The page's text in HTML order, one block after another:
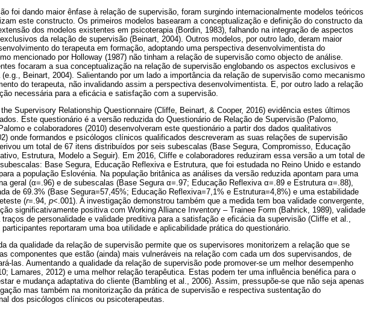
foi dando maior ênfase à relação de supervisão, foram surgindo internacionalmente modelos teóricos
este constructo. Os primeiros modelos basearam a conceptualização e definição do constructo da
dos modelos existentes em psicoterapia (Bordin, 1983), falhando na integração de aspectos
da relação de supervisão (Beinart, 2004). Outros modelos, por outro lado, deram maior
do terapeuta em formação, adoptando uma perspectiva desenvolvimentista do
mencionado por Holloway (1987) não tinham a relação de supervisão como objecto de análise.
focaram a sua conceptualização na relação de supervisão englobando os aspectos exclusivos e
Beinart, 2004). Salientando por um lado a importância da relação de supervisão como mecanismo
do terapeuta, não invalidando assim a perspectiva desenvolvimentista. E, por outro lado a relação
necessária para a eficácia e satisfação com a supervisão.
Supervisory Relationship Questionnaire (Cliffe, Beinart, & Cooper, 2016) evidência estes últimos
Este questionário é a versão reduzida do Questionário de Relação de Supervisão (Palomo,
e colaboradores (2010) desenvolveram este questionário a partir dos dados qualitativos
onde formandos e psicólogos clínicos qualificados descreveram as suas relações de supervisão
um total de 67 itens distribuídos por seis subescalas (Base Segura, Compromisso, Educação
Estrutura, Modelo a Seguir). Em 2016, Cliffe e colaboradores reduziram essa versão a um total de
Base Segura, Educação Reflexiva e Estrutura, que foi estudada no Reino Unido e estando
a população Eslovénia. Na população britânica as análises da versão reduzida apontam para uma
geral (α=.96) e de subescalas (Base Segura α=.97; Educação Reflexiva α=.89 e Estrutura α=.88),
de 69.3% (Base Segura=57,45%; Educação Reflexiva=7,1% e Estrutura=4,8%) e uma estabilidade
(r=.94, p<.001). A investigação demonstrou também que a medida tem boa validade convergente,
significativamente positiva com Working Alliance Inventory – Trainee Form (Bahrick, 1989), validade
de personalidade e validade preditiva para a satisfação e eficácia da supervisão (Cliffe et al.,
reportaram uma boa utilidade e aplicabilidade prática do questionário.
da qualidade da relação de supervisão permite que os supervisores monitorizem a relação que se
componentes que estão (ainda) mais vulneráveis na relação com cada um dos supervisandos, de
las. Aumentando a qualidade da relação de supervisão pode promover-se um melhor desempenho
Lamares, 2012) e uma melhor relação terapêutica. Estas podem ter uma influência benéfica para o
e mudança adaptativa do cliente (Bambling et al., 2006). Assim, pressupõe-se que não seja apenas
mas também na monitorização da prática de supervisão e respectiva sustentação do
dos psicólogos clínicos ou psicoterapeutas.